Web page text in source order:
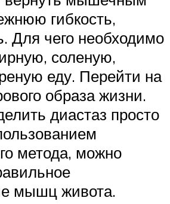
гибкость,
Для чего необходимо
соленую,
еду. Перейти на
образа жизни.
диастаз просто
метода, можно
мышц живота.